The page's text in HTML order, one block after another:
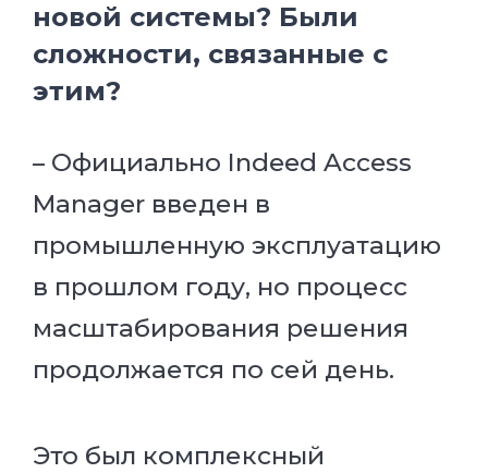
новой системы? Были
сложности, связанные с
этим?
– Официально Indeed Access
Manager введен в
промышленную эксплуатацию
в прошлом году, но процесс
масштабирования решения
продолжается по сей день.
Это был комплексный